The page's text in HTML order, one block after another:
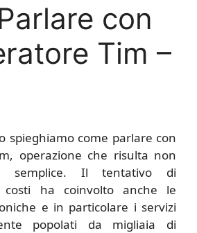
con
Tim –
spieghiamo come parlare con
operazione che risulta non
semplice. Il tentativo di
costi ha coinvolto anche le
e in particolare i servizi
popolati da migliaia di